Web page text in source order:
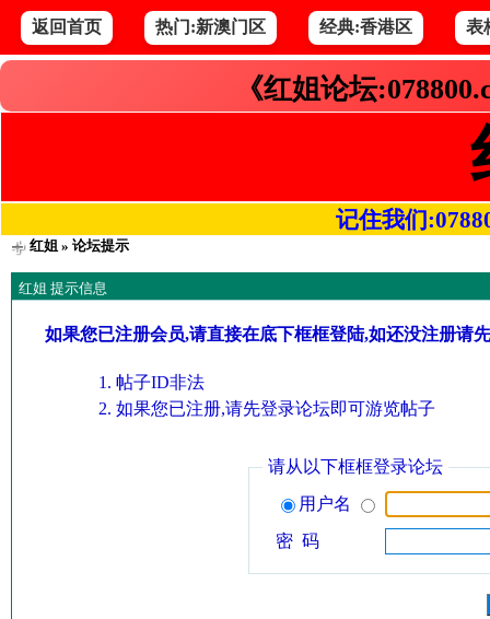
返回首页 热门:新澳门区 经典:香港区 表
《红姐论坛
记住我们
红姐» 论坛提示
红姐 提示信息
如果您已注册会员,请直接在底下框框登陆,如还没注册请
帖子ID非法
如果您已注册,请先登录论坛即可游览帖子
请从以下框框登录论坛
用户名
密 码